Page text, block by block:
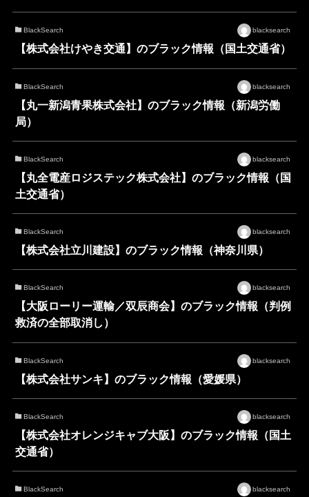
BlackSearch blacksearch
【株式会社けやき交通】のブラック情報（国土交通省）
BlackSearch blacksearch
【丸一新潟青果株式会社】のブラック情報（新潟労働
局）
BlackSearch blacksearch
【丸全電産ロジステック株式会社】のブラック情報（国
土交通省）
BlackSearch blacksearch
【株式会社立川建設】のブラック情報（神奈川県）
BlackSearch blacksearch
【大阪ローリー運輸／双辰商会】のブラック情報（判例
救済の全部取消し）
BlackSearch blacksearch
【株式会社サンキ】のブラック情報（愛媛県）
BlackSearch blacksearch
【株式会社オレンジキャブ大阪】のブラック情報（国土
交通省）
BlackSearch blacksearch